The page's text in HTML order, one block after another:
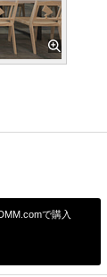
で購入